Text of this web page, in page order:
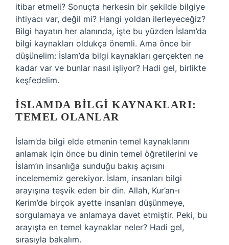
itibar etmeli? Sonuçta herkesin bir şekilde bilgiye
ihtiyacı var, değil mi? Hangi yoldan ilerleyeceğiz?
Bilgi hayatın her alanında, işte bu yüzden İslam’da
bilgi kaynakları oldukça önemli. Ama önce bir
düşünelim: İslam’da bilgi kaynakları gerçekten ne
kadar var ve bunlar nasıl işliyor? Hadi gel, birlikte
keşfedelim.
İSLAMDA BILGI KAYNAKLARI:
TEMEL OLANLAR
İslam’da bilgi elde etmenin temel kaynaklarını
anlamak için önce bu dinin temel öğretilerini ve
İslam’ın insanlığa sunduğu bakış açısını
incelememiz gerekiyor. İslam, insanları bilgi
arayışına teşvik eden bir din. Allah, Kur’an-ı
Kerim’de birçok ayette insanları düşünmeye,
sorgulamaya ve anlamaya davet etmiştir. Peki, bu
arayışta en temel kaynaklar neler? Hadi gel,
sırasıyla bakalım.